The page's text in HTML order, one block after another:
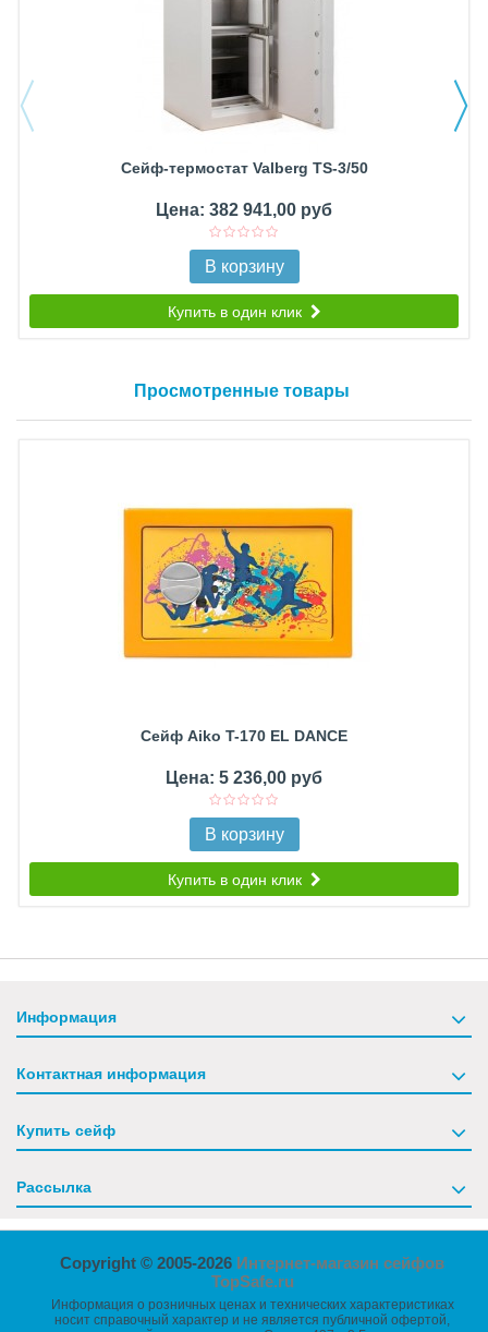
Сейф-термостат Valberg TS-3/50
Цена: 382 941,00 руб
В корзину
Купить в один клик
Просмотренные товары
Сейф Aiko T-170 EL DANCE
Цена: 5 236,00 руб
В корзину
Купить в один клик
Информация
Контактная информация
Купить сейф
Рассылка
Copyright © 2005-2026 Интернет-магазин сейфов
TopSafe.ru
Информация о розничных ценах и технических характеристиках
носит справочный характер и не является публичной офертой,